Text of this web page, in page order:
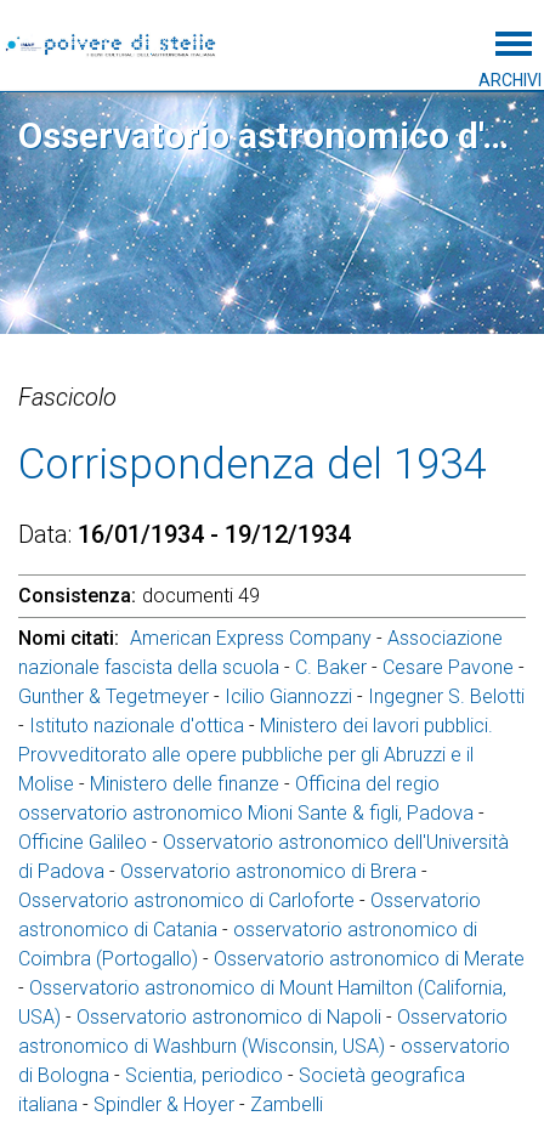
ARCHIVI
Osservatorio astronomico d'Abruzzo
Fascicolo
Corrispondenza del 1934
Data 16/01/1934 - 19/12/1934
Consistenza documenti 49
Nomi citati
American Express Company - Associazione
nazionale fascista della scuola - C. Baker - Cesare Pavone -
Gunther & Tegetmeyer - Icilio Giannozzi - Ingegner S. Belotti
- Istituto nazionale d'ottica - Ministero dei lavori pubblici.
Provveditorato alle opere pubbliche per gli Abruzzi e il
Molise - Ministero delle finanze - Officina del regio
osservatorio astronomico Mioni Sante & figli, Padova -
Officine Galileo - Osservatorio astronomico dell'Università
di Padova - Osservatorio astronomico di Brera -
Osservatorio astronomico di Carloforte - Osservatorio
astronomico di Catania - osservatorio astronomico di
Coimbra (Portogallo) - Osservatorio astronomico di Merate
- Osservatorio astronomico di Mount Hamilton (California,
USA) - Osservatorio astronomico di Napoli - Osservatorio
astronomico di Washburn (Wisconsin, USA) - osservatorio
di Bologna - Scientia, periodico - Società geografica
italiana - Spindler & Hoyer - Zambelli